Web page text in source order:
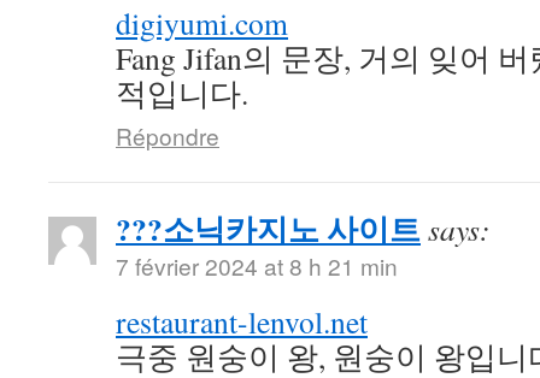
digiyumi.com
Fang Jifan의 문장, 거의 잊어
적입니다.
Répondre
???소닉카지노 사이트says:
7 février 2024 at 8 h 21 min
restaurant-lenvol.net
극중 원숭이 왕, 원숭이 왕입니